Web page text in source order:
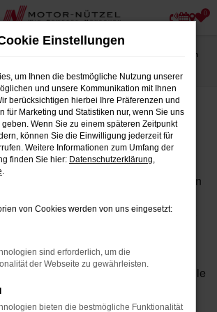
0
Seat Jahreswagen für Weiden
für
Motor-Nützel
von Weiden nach einem fast neuen
Ihnen sowohl hohe Qualität als
Preis bietet, ist der Ateca von Seat
Motor-Nützel die perfekte Wahl für
sind wir Ihr zuverlässiges Seat
von Weiden und bieten Ihnen eine
an Ateca Jahreswagen, die nahezu alle
bieten – jedoch zu einem
Preis.
Einstellungen
um Ihnen die bestmögliche Nutzung unserer
und unsere Kommunikation mit Ihnen
berücksichtigen hierbei Ihre Präferenzen und
für Marketing und Statistiken nur, wenn Sie uns
geben. Wenn Sie zu einem späteren Zeitpunkt
können Sie die Einwilligung jederzeit für
Weitere Informationen zum Umfang der
finden Sie hier: Datenschutzerklärung,
.
von Cookies werden von uns eingesetzt:
sind erforderlich, um die
der Webseite zu gewährleisten.
bieten die bestmögliche Funktionalität